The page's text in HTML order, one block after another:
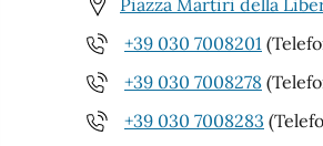
+39 030 7008201
+39 030 7008278
+39 030 7008283